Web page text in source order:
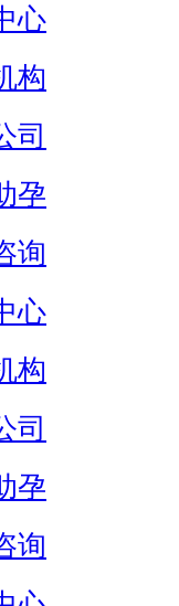
心
构
司
孕
询
心
构
司
孕
询